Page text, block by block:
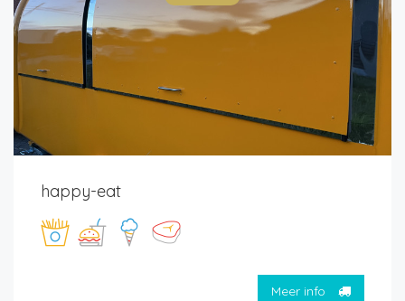
happy-eat
Meer info